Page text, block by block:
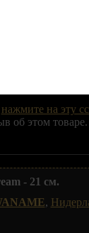
Splash Stream
нажмите на эту
об этом товаре.
- 21 см.
,